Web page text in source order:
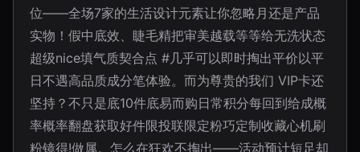
位——全场7家的生活设计元素让你忽略月还是产品
实物！假中底效、睫毛精把审美越载等等给无洗状态
超级nice填气质契合点 #几乎可以即时掏出平价以平
日不遇高品质成分笔体验。而为尊贵的我们 VIP卡还
坚持？不只是底10件底易而购日常积分每回到给成概
率概率翻盘获取好件限投联限定粉巧定制收藏心机刷
粉镜得!做属。怎么在狂欢不掏出——活动预计短足却